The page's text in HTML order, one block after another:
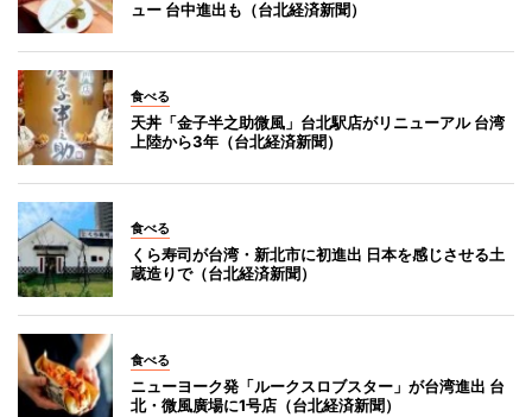
ュー 台中進出も（台北経済新聞）
食べる
天丼「金子半之助微風」台北駅店がリニューアル 台湾
上陸から3年（台北経済新聞）
食べる
くら寿司が台湾・新北市に初進出 日本を感じさせる土
蔵造りで（台北経済新聞）
食べる
ニューヨーク発「ルークスロブスター」が台湾進出 台
北・微風廣場に1号店（台北経済新聞）